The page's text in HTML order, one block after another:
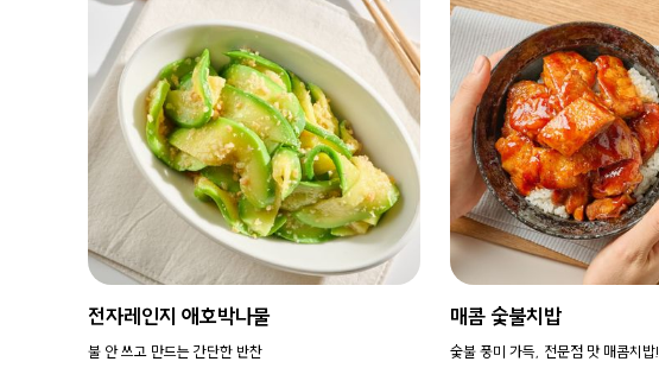
전자레인지 애호박나물
불 안 쓰고 만드는 간단한 반찬
매콤 숯불치밥
숯불 풍미 가득, 전문점 맛 매콤치밥!